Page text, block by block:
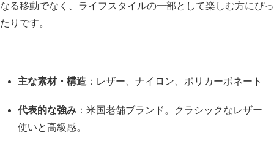
なる移動でなく、ライフスタイルの一部として楽しむ方にぴっ
たりです。
主な素材・構造 ：レザー、ナイロン、ポリカーボネート
代表的な強み ：米国老舗ブランド。クラシックなレザー
使いと高級感。